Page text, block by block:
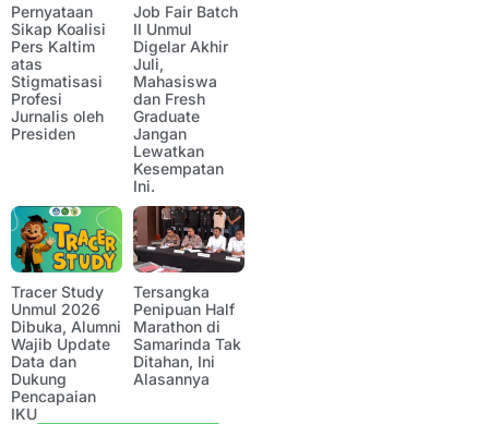
Pernyataan
Sikap Koalisi
Pers Kaltim
atas
Stigmatisasi
Profesi
Jurnalis oleh
Presiden
Job Fair Batch
II Unmul
Digelar Akhir
Juli,
Mahasiswa
dan Fresh
Graduate
Jangan
Lewatkan
Kesempatan
Ini.
Tracer Study
Unmul 2026
Dibuka, Alumni
Wajib Update
Data dan
Dukung
Pencapaian
IKU
Tersangka
Penipuan Half
Marathon di
Samarinda Tak
Ditahan, Ini
Alasannya